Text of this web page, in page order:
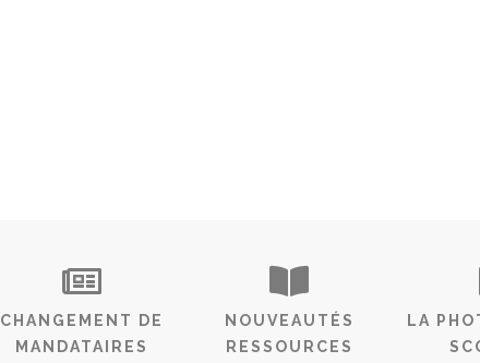
CHANGEMENT DE
MANDATAIRES
NOUVEAUTÉS
RESSOURCES
LA